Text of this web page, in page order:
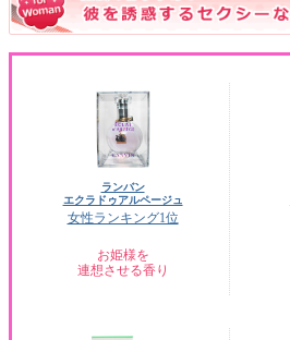
ランバン
エクラドゥアルページュ
女性ランキング1位
お姫様を
連想させる香り